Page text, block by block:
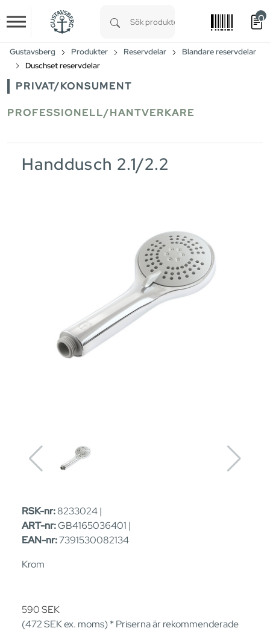
Skip to main content
0
Gustavsberg Produkter Reservdelar
Blandare reservdelar
Duschset reservdelar
PRIVAT/KONSUMENT
PROFESSIONELL/HANTVERKARE
Handdusch 2.1/2.2
RSK-nr:8233024 |
ART-nr:GB4165036401 |
EAN-nr:7391530082134
Krom
590SEK
(472SEKex. moms) * Priserna är rekommenderade